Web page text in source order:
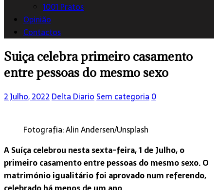
1001 Pratos
Opinião
Contactos
Suiça celebra primeiro casamento
entre pessoas do mesmo sexo
2 Julho, 2022 Delta Diario Sem categoria 0
Fotografia: Alin Andersen/Unsplash
A Suíça celebrou nesta sexta-feira, 1 de Julho, o
primeiro casamento entre pessoas do mesmo sexo. O
matrimónio igualitário foi aprovado num referendo,